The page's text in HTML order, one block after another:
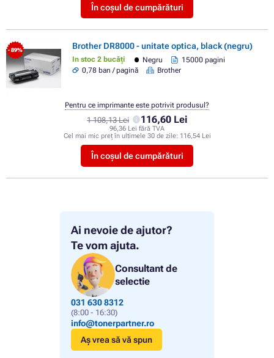
Ai nevoie de ajutor?
Te vom ajuta.
Consultant de
selectie
031 630 8312
(8:00 - 16:30)
info@tonerpartner.ro
Aș vrea să vă spun
În coșul de cumpărături
- 89% Brother DR8000 - unitate optica, black (negru)
In stoc 2 bucăți Negru
15000 pagini
0,78 ban / pagină
Brother
1 108,13 Lei 116,60 Lei
96,36 Lei fără TVA
Cel mai mic preț în ultimele 30 de zile: 116,54 Lei
În coșul de cumpărături
Pentru ce imprimante este potrivit produsul?